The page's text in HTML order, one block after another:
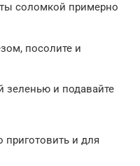
соломкой примерно
посолите и
зеленью и подавайте
и для